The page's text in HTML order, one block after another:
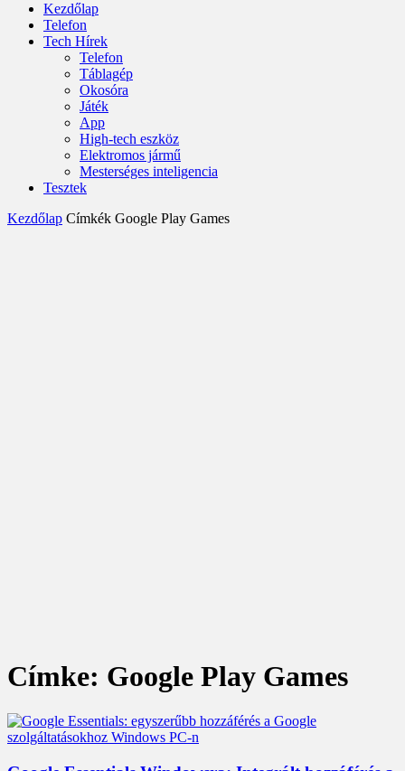
Kezdőlap
Telefon
Tech Hírek
Telefon
Táblagép
Okosóra
Játék
App
High-tech eszköz
Elektromos jármű
Mesterséges inteligencia
Tesztek
Kezdőlap Címkék Google Play Games
Címke: Google Play Games